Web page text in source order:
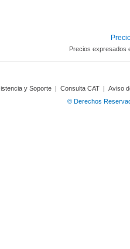
Precios expresados
y Soporte | Consulta CAT | Aviso
© Derechos